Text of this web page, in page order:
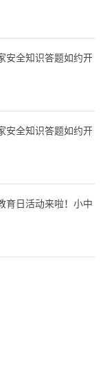
安全知识答题如约开
安全知识答题如约开
育日活动来啦！小中